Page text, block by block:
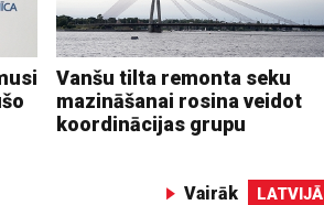
Vanšu tilta remonta seku
mazināšanai rosina veidot
koordinācijas grupu
Vairāk LATVIJĀ